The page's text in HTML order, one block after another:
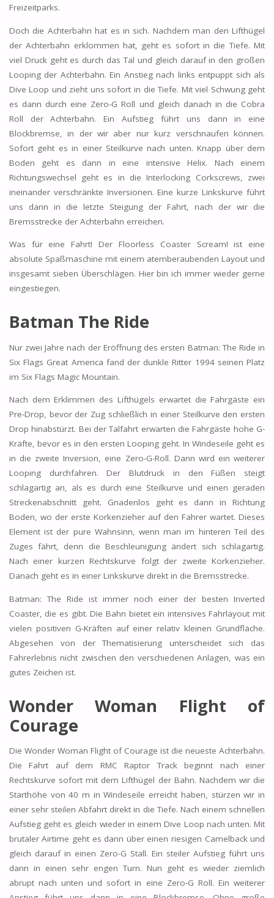
Freizeitparks.
Doch die Achterbahn hat es in sich. Nachdem man den Lifthügel
der Achterbahn erklommen hat, geht es sofort in die Tiefe. Mit
viel Druck geht es durch das Tal und gleich darauf in den großen
Looping der Achterbahn. Ein Anstieg nach links entpuppt sich als
Dive Loop und zieht uns sofort in die Tiefe. Mit viel Schwung geht
es dann durch eine Zero-G Roll und gleich danach in die Cobra
Roll der Achterbahn. Ein Aufstieg führt uns dann in eine
Blockbremse, in der wir aber nur kurz verschnaufen können.
Sofort geht es in einer Steilkurve nach unten. Knapp über dem
Boden geht es dann in eine intensive Helix. Nach einem
Richtungswechsel geht es in die Interlocking Corkscrews, zwei
ineinander verschränkte Inversionen. Eine kurze Linkskurve führt
uns dann in die letzte Steigung der Fahrt, nach der wir die
Bremsstrecke der Achterbahn erreichen.
Was für eine Fahrt! Der Floorless Coaster Scream! ist eine
absolute Spaßmaschine mit einem atemberaubenden Layout und
insgesamt sieben Überschlägen. Hier bin ich immer wieder gerne
eingestiegen.
Batman The Ride
Nur zwei Jahre nach der Eröffnung des ersten Batman: The Ride in
Six Flags Great America fand der dunkle Ritter 1994 seinen Platz
im Six Flags Magic Mountain.
Nach dem Erklimmen des Lifthügels erwartet die Fahrgäste ein
Pre-Drop, bevor der Zug schließlich in einer Steilkurve den ersten
Drop hinabstürzt. Bei der Talfahrt erwarten die Fahrgäste hohe G-
Kräfte, bevor es in den ersten Looping geht. In Windeseile geht es
in die zweite Inversion, eine Zero-G-Roll. Dann wird ein weiterer
Looping durchfahren. Der Blutdruck in den Füßen steigt
schlagartig an, als es durch eine Steilkurve und einen geraden
Streckenabschnitt geht. Gnadenlos geht es dann in Richtung
Boden, wo der erste Korkenzieher auf den Fahrer wartet. Dieses
Element ist der pure Wahnsinn, wenn man im hinteren Teil des
Zuges fährt, denn die Beschleunigung ändert sich schlagartig.
Nach einer kurzen Rechtskurve folgt der zweite Korkenzieher.
Danach geht es in einer Linkskurve direkt in die Bremsstrecke.
Batman: The Ride ist immer noch einer der besten Inverted
Coaster, die es gibt. Die Bahn bietet ein intensives Fahrlayout mit
vielen positiven G-Kräften auf einer relativ kleinen Grundfläche.
Abgesehen von der Thematisierung unterscheidet sich das
Fahrerlebnis nicht zwischen den verschiedenen Anlagen, was ein
gutes Zeichen ist.
Wonder Woman Flight of
Courage
Die Wonder Woman Flight of Courage ist die neueste Achterbahn.
Die Fahrt auf dem RMC Raptor Track beginnt nach einer
Rechtskurve sofort mit dem Lifthügel der Bahn. Nachdem wir die
Starthöhe von 40 m in Windeseile erreicht haben, stürzen wir in
einer sehr steilen Abfahrt direkt in die Tiefe. Nach einem schnellen
Aufstieg geht es gleich wieder in einem Dive Loop nach unten. Mit
brutaler Airtime geht es dann über einen riesigen Camelback und
gleich darauf in einen Zero-G Stall. Ein steiler Aufstieg führt uns
dann in einen sehr engen Turn. Nun geht es wieder ziemlich
abrupt nach unten und sofort in eine Zero-G Roll. Ein weiterer